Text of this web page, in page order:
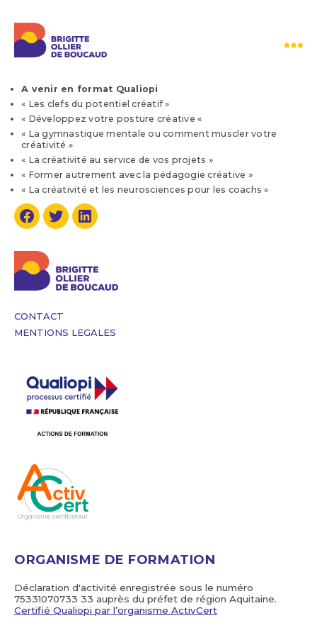
de
Boucaud
A venir en format Qualiopi
« Les clefs du potentiel créatif »
« Développez votre posture créative «
« La gymnastique mentale ou comment muscler votre
créativité »
« La créativité au service de vos projets »
« Former autrement avec la pédagogie créative »
« La créativité et les neurosciences pour les coachs »
Facebook
TwitterLinkedin
CONTACT
MENTIONS LEGALES
ORGANISME DE FORMATION
Déclaration d'activité enregistrée sous le numéro
75331070733 33 auprès du préfet de région Aquitaine.
Certifié Qualiopi par l’organisme ActivCert